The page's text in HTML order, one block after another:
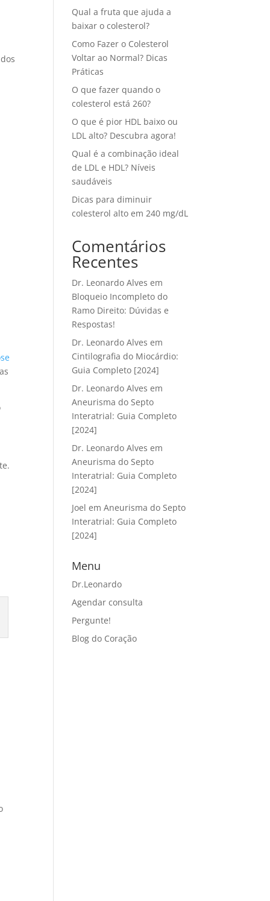
Qual a fruta que ajuda a
baixar o colesterol?
Como Fazer o Colesterol
Voltar ao Normal? Dicas
Práticas
O que fazer quando o
colesterol está 260?
O que é pior HDL baixo ou
LDL alto? Descubra agora!
Qual é a combinação ideal
de LDL e HDL? Níveis
saudáveis
Dicas para diminuir
colesterol alto em 240 mg/dL
Comentários
Recentes
Dr. Leonardo Alves em
Bloqueio Incompleto do
Ramo Direito: Dúvidas e
Respostas!
Dr. Leonardo Alves em
Cintilografia do Miocárdio:
Guia Completo [2024]
Dr. Leonardo Alves em
Aneurisma do Septo
Interatrial: Guia Completo
[2024]
Dr. Leonardo Alves em
Aneurisma do Septo
Interatrial: Guia Completo
[2024]
Joel emAneurisma do Septo
Interatrial: Guia Completo
[2024]
Menu
Dr.Leonardo
Agendar consulta
Pergunte!
Blog do Coração